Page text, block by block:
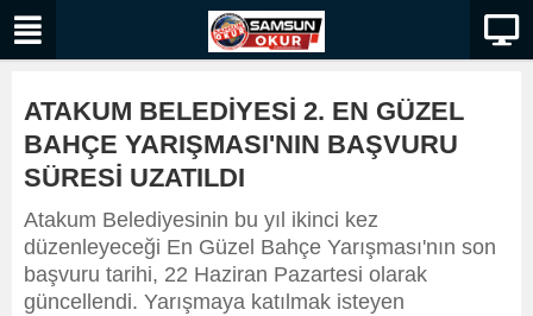
ATAKUM BELEDİYESİ 2. EN GÜZEL
BAHÇE YARIŞMASI'NIN BAŞVURU
SÜRESİ UZATILDI
Atakum Belediyesinin bu yıl ikinci kez
düzenleyeceği En Güzel Bahçe Yarışması'nın son
başvuru tarihi, 22 Haziran Pazartesi olarak
güncellendi. Yarışmaya katılmak isteyen